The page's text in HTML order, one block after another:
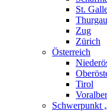
St.
Thurgau
Zug
Zürich
Österreich
Tirol
Schwerpunkt